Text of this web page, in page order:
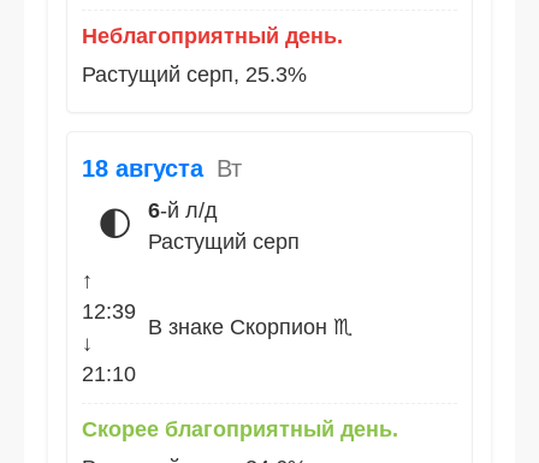
Неблагоприятный день.
Растущий серп, 25.3%
18 августа Вт
🌓 6-й л/д
Растущий серп
↑
12:39
↓
21:10
В знаке Скорпион ♏
Скорее благоприятный день.